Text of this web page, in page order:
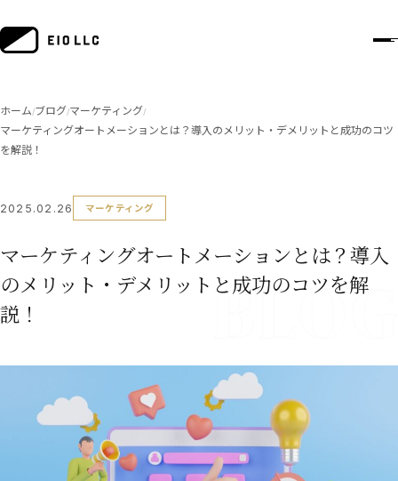
ホーム/ブログ/マーケティング/
マーケティングオートメーションとは？導入のメリット・デメリットと成功のコツ
を解説！
2025.02.26 マーケティング
マーケティングオートメーションとは？導入
のメリット・デメリットと成功のコツを解
説！